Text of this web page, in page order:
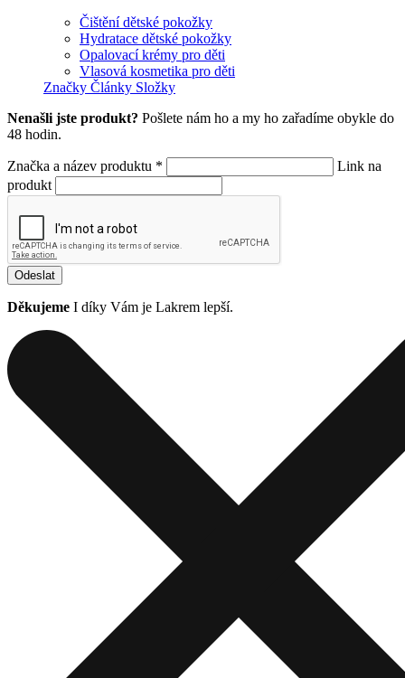
Čištění dětské pokožky
Hydratace dětské pokožky
Opalovací krémy pro děti
Vlasová kosmetika pro děti
Značky Články Složky
Nenašli jste produkt? Pošlete nám ho a my ho zařadíme obykle do
48 hodin.
Značka a název produktu *
Link na
produkt
Odeslat
Děkujeme I díky Vám je Lakrem lepší.